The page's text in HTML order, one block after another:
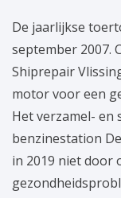
De jaarlijkse
september 2007.
Shiprepair
motor voor een
Het verzamel-
benzinestation
in 2019 niet door